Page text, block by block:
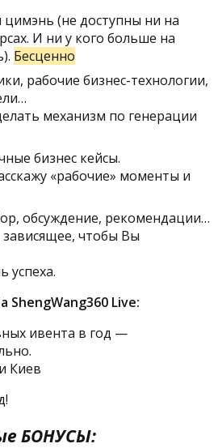
(не доступны ни на
И ни у кого больше на
Бесценно
рабочие бизнес-технологии,
механизм по генерации
бизнес кейсы.
«рабочие» моменты и
обсуждение, рекомендации…
чтобы Вы
успеха.
ShengWang360 Live:
ивента в год —
Киев
БОНУСЫ: